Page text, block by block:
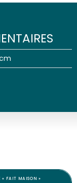
« FAIT MAISON »